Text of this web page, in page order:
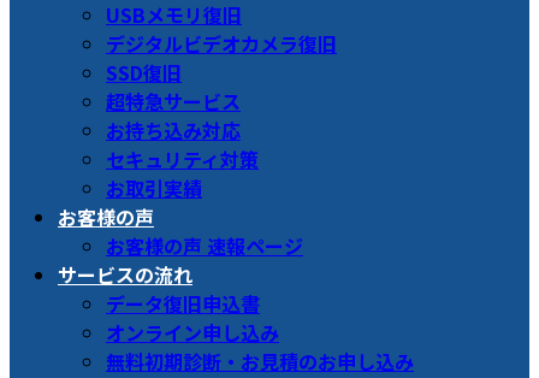
USBメモリ復旧
デジタルビデオカメラ復旧
SSD復旧
超特急サービス
お持ち込み対応
セキュリティ対策
お取引実績
お客様の声
お客様の声 速報ページ
サービスの流れ
データ復旧申込書
オンライン申し込み
無料初期診断・お見積のお申し込み